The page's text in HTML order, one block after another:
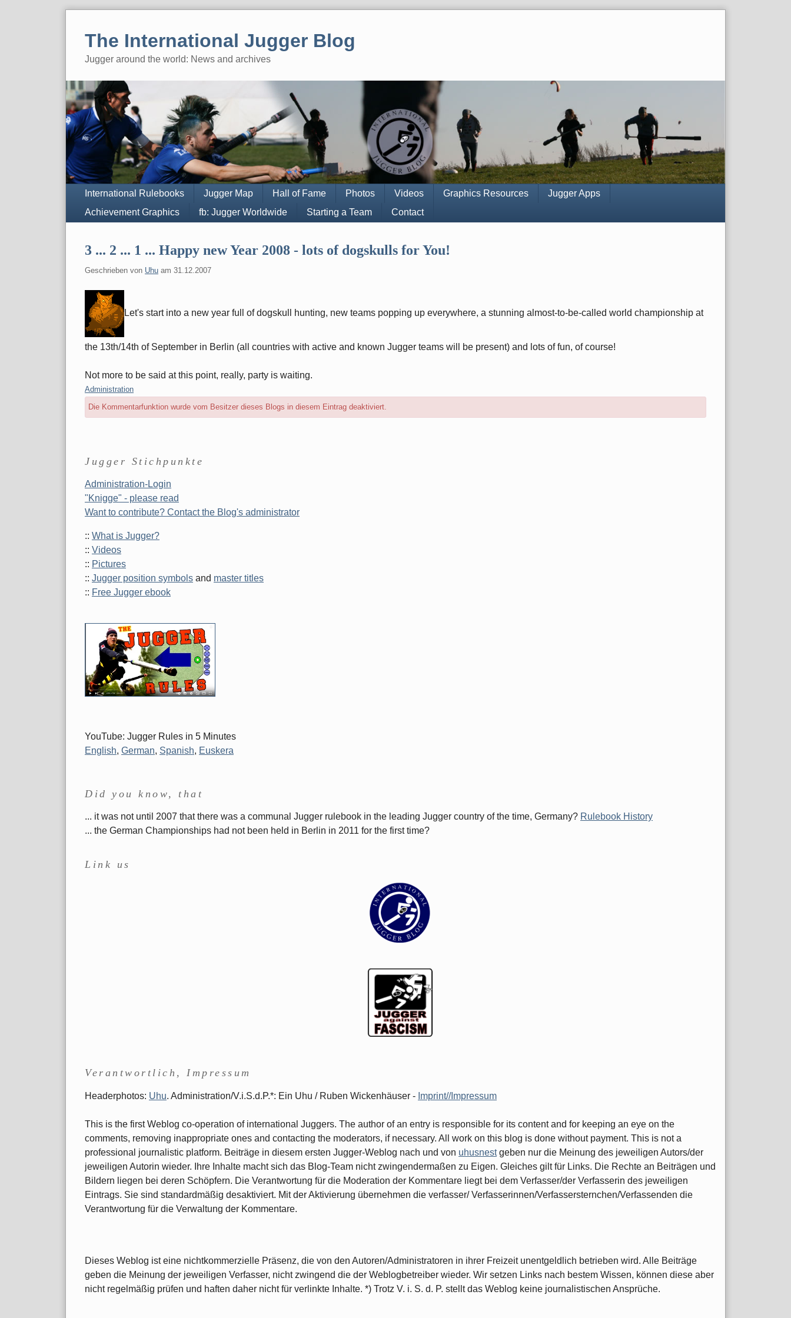
The International Jugger Blog
Jugger around the world: News and archives
Navigation
International Rulebooks Jugger Map Hall of Fame Photos Videos Graphics Resources
Jugger Apps
Achievement Graphics
fb: Jugger Worldwide Starting a Team Contact
3 ... 2 ... 1 ... Happy new Year 2008 - lots of dogskulls for You!
Geschrieben von Uhu am 31.12.2007
Let's start into a new year full of dogskull hunting, new teams popping up everywhere, a stunning almost-to-be-called world championship at
the 13th/14th of September in Berlin (all countries with active and known Jugger teams will be present) and lots of fun, of course!
Not more to be said at this point, really, party is waiting.
Kategorien:
Administration
Die Kommentarfunktion wurde vom Besitzer dieses Blogs in diesem Eintrag deaktiviert.
Seitenleiste
Jugger Stichpunkte
Administration-Login
"Knigge" - please read
Want to contribute? Contact the Blog's administrator
:: What is Jugger?
:: Videos
:: Pictures
:: Jugger position symbols and master titles
:: Free Jugger ebook
YouTube: Jugger Rules in 5 Minutes
English, German, Spanish, Euskera
Did you know, that
... it was not until 2007 that there was a communal Jugger rulebook in the leading Jugger country of the time, Germany? Rulebook History
... the German Championships had not been held in Berlin in 2011 for the first time?
Link us
Verantwortlich, Impressum
Headerphotos: Uhu. Administration/V.i.S.d.P.*: Ein Uhu / Ruben Wickenhäuser - Imprint//Impressum
This is the first Weblog co-operation of international Juggers. The author of an entry is responsible for its content and for keeping an eye on the
comments, removing inappropriate ones and contacting the moderators, if necessary. All work on this blog is done without payment. This is not a
professional journalistic platform. Beiträge in diesem ersten Jugger-Weblog nach und von uhusnestgeben nur die Meinung des jeweiligen Autors/der
jeweiligen Autorin wieder. Ihre Inhalte macht sich das Blog-Team nicht zwingendermaßen zu Eigen. Gleiches gilt für Links. Die Rechte an Beiträgen und
Bildern liegen bei deren Schöpfern. Die Verantwortung für die Moderation der Kommentare liegt bei dem Verfasser/der Verfasserin des jeweiligen
Eintrags. Sie sind standardmäßig desaktiviert. Mit der Aktivierung übernehmen die verfasser/ Verfasserinnen/Verfassersternchen/Verfassenden die
Verantwortung für die Verwaltung der Kommentare.
Dieses Weblog ist eine nichtkommerzielle Präsenz, die von den Autoren/Administratoren in ihrer Freizeit unentgeldlich betrieben wird. Alle Beiträge
geben die Meinung der jeweiligen Verfasser, nicht zwingend die der Weblogbetreiber wieder. Wir setzen Links nach bestem Wissen, können diese aber
nicht regelmäßig prüfen und haften daher nicht für verlinkte Inhalte. *) Trotz V. i. S. d. P. stellt das Weblog keine journalistischen Ansprüche.